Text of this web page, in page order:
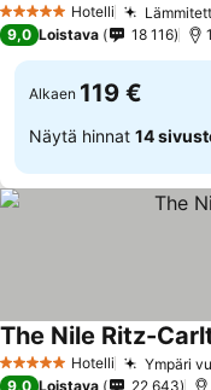
5 Tähtiluokitus
Hotelli
9,0 Loistava 18 116
Alkaen 119 €
Näytä hinnat 14
5 Tähtiluokitus
Hotelli Ympäri
The Nile Ritz-
9,0 Loistava 22 643